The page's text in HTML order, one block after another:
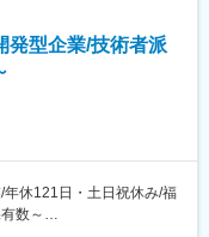
しています。
く、横との繋がりを大事
発型企業/技術者派
年休121日・土日祝休み/福
数～